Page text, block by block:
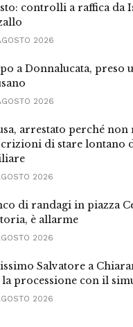
controlli a raffica da
2026
a Donnalucata, preso
2026
arrestato perché non
di stare lontano
2026
di randagi in piazza
è allarme
2026
Salvatore a
la processione con il
2026